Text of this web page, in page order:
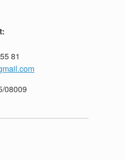
81
08009